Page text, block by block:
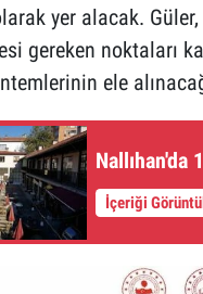
yer alacak.
gereken noktaları
ele
Nallıhan'da
İçeriği